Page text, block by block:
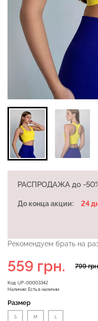
РАСПРОДАЖА до -
До конца акции: 24
Рекомендуем брать на
Код: UP-00003342
Наличие: Есть в наличии
799
559 грн.
Размер
S M L
LEGGINGS (черный)